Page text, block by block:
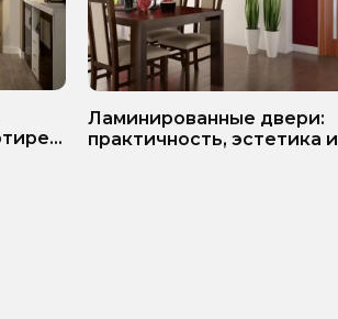
Ламинированные двери:
практичность, эстетика и